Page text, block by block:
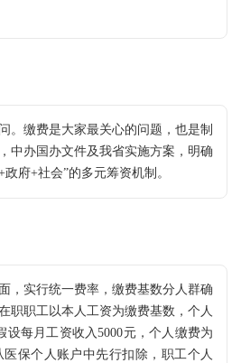
缴费是大家最关心的问题，也是制
中办国办文件及我省实施方案，明确
府+社会”的多元筹资机制。
实行统一费率，缴费基数分人群确
职职工以本人工资为缴费基数，个人
设每月工资收入5000元，个人缴费为
医保个人账户中先行扣除，职工个人